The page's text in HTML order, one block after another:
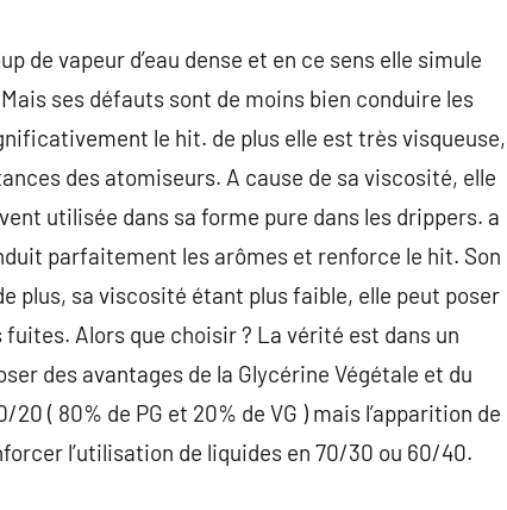
de vapeur d’eau dense et en ce sens elle simule
ses défauts sont de moins bien conduire les
le hit. de plus elle est très visqueuse,
des atomiseurs. A cause de sa viscosité, elle
utilisée dans sa forme pure dans les drippers. a
parfaitement les arômes et renforce le hit. Son
plus, sa viscosité étant plus faible, elle peut poser
Alors que choisir ? La vérité est dans un
des avantages de la Glycérine Végétale et du
( 80% de PG et 20% de VG ) mais l’apparition de
l’utilisation de liquides en 70/30 ou 60/40.